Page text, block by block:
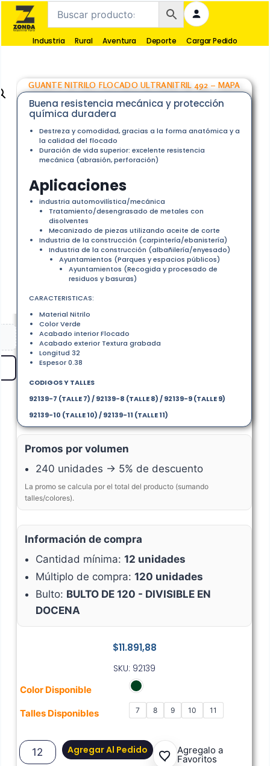
Industria Rural Aventura Deporte Cargar Pedido
GUANTE NITRILO FLOCADO ULTRANITRIL 492 – MAPA
$11.891,88
Buena resistencia mecánica y protección
química duradera
Destreza y comodidad, gracias a la forma anatómica y a
la calidad del flocado
Duración de vida superior: excelente resistencia
mecánica (abrasión, perforación)
Aplicaciones
industria automovilística/mecánica
Tratamiento/desengrasado de metales con
disolventes
Mecanizado de piezas utilizando aceite de corte
Industria de la construcción (carpintería/ebanistería)
Industria de la construcción (albañilería/enyesado)
Ayuntamientos (Parques y espacios públicos)
Ayuntamientos (Recogida y procesado de
residuos y basuras)
CARACTERISTICAS:
Material Nitrilo
Color Verde
Acabado interior Flocado
Acabado exterior Textura grabada
Longitud 32
Espesor 0.38
CODIGOS Y TALLES
92139-7 (TALLE 7) / 92139-8 (TALLE 8) / 92139-9 (TALLE 9)
92139-10 (TALLE 10) / 92139-11 (TALLE 11)
SKU: 92139
Color Disponible
Talles Disponibles 7 8 9 10 11
Agregar Al Pedido Agregalo a
Favoritos
Promos por volumen
240 unidades → 5% de descuento
La promo se calcula por el total del producto (sumando
talles/colores).
Información de compra
Cantidad mínima: 12 unidades
Múltiplo de compra: 120 unidades
Bulto: BULTO DE 120 - DIVISIBLE EN
DOCENA